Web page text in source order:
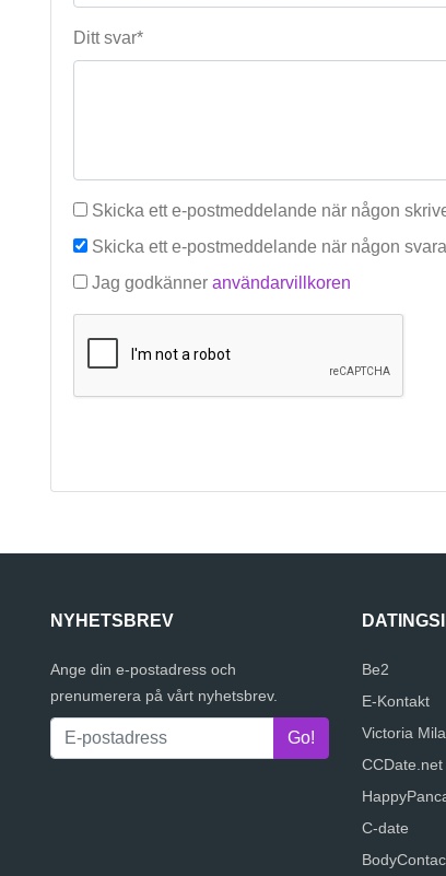
Ditt svar*
Skicka ett e-postmeddelande när någon
Skicka ett e-postmeddelande när någon
Jag godkänner användarvillkoren
NYHETSBREV
Ange din e-postadress och
prenumerera på vårt nyhetsbrev.
Be2
E-Kontakt
Victoria
CCDate.net
C-date